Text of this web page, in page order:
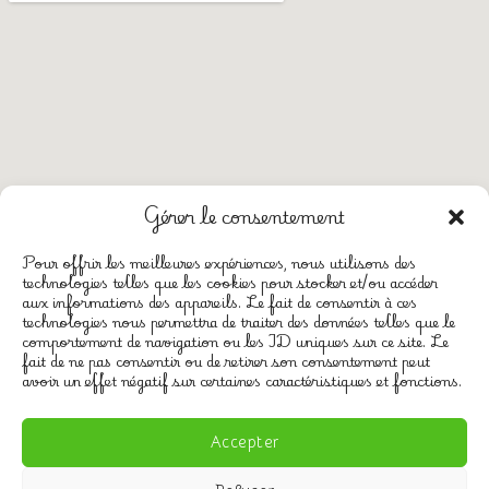
Gérer le consentement
Pour offrir les meilleures expériences, nous utilisons des
technologies telles que les cookies pour stocker et/ou accéder
aux informations des appareils. Le fait de consentir à ces
technologies nous permettra de traiter des données telles que le
comportement de navigation ou les ID uniques sur ce site. Le
fait de ne pas consentir ou de retirer son consentement peut
avoir un effet négatif sur certaines caractéristiques et fonctions.
Accepter
CGV
Mentions légales
Politique de confidentialité
Politique de cookies (UE)